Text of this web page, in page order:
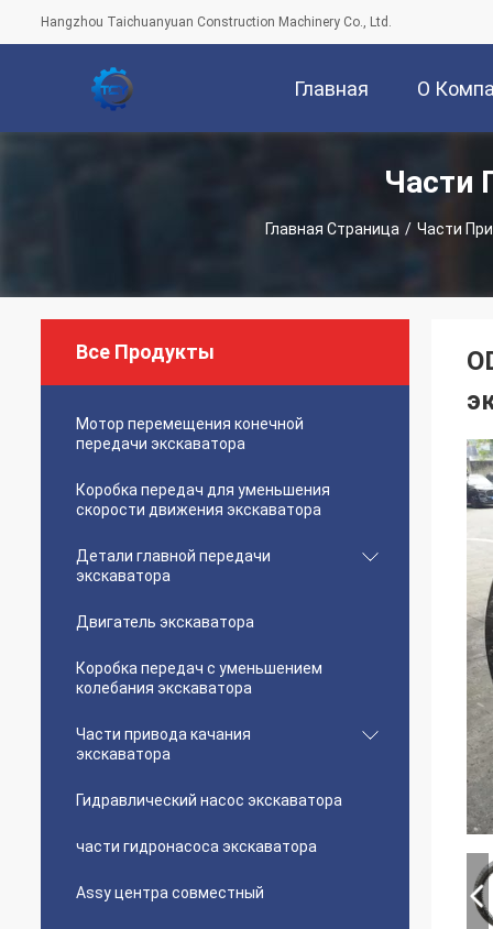
Hangzhou Taichuanyuan Construction Machinery Co., Ltd.
Главная О
Части
Главная Страница / Части
Все Продукты
Мотор перемещения конечной
передачи экскаватора
Коробка передач для уменьшения
скорости движения экскаватора
Детали главной передачи
экскаватора
Двигатель экскаватора
Коробка передач с уменьшением
колебания экскаватора
Части привода качания
экскаватора
Гидравлический насос экскаватора
части гидронасоса экскаватора
Assy центра совместный